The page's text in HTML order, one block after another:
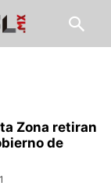
Zona retiran
de